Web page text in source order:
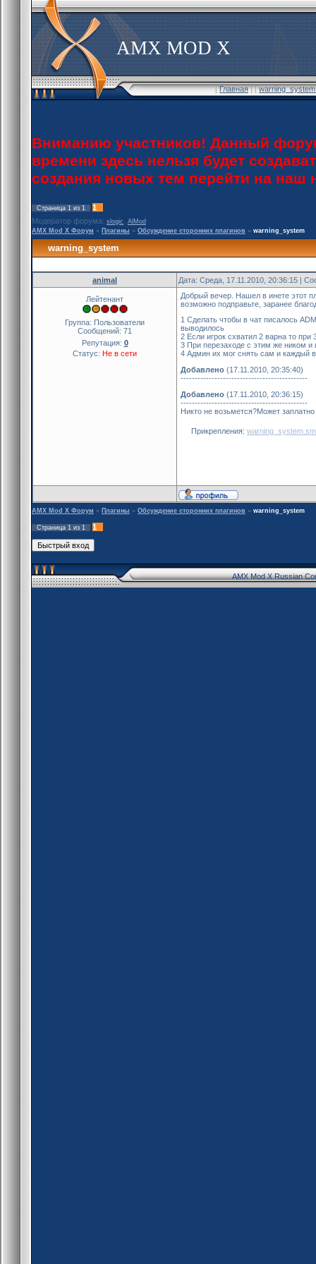
AMX MOD X
[Главная] [
Вниманию участников! Данный
времени здесь нельзя будет
создания новых тем перейти на
Страница 1 из 1
1
Модератор форума: slogic
AlMod
AMX Mod X Форум » Плагины » Обсуждение сторонних плагинов » warning_system
warning_system
animal Дата: Среда, 17.11.2010, 20:36:15 |
Лейтенант
Группа: Пользователи
Сообщений: 71
Репутация: 0
Статус: Не в сети
Добрый вечер. Нашел в инете этот
возможно подправьте, заранее
1 Сделать чтобы в чат писалось
выводилось
2 Если игрок схватил 2 варна то
3 При перезаходе с этим же ником и
4 Админ их мог снять сам и каждый
Добавлено (17.11.2010, 20:35:40)
---------------------------------------------
Добавлено (17.11.2010, 20:36:15)
---------------------------------------------
Никто не возьмется?Может
Прикрепления:
AMX Mod X Форум » Плагины » Обсуждение сторонних плагинов » warning_system
Страница 1 из 1 1
AMX Mod X Russian